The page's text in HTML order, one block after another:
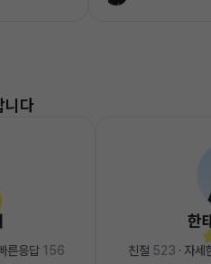
니다
른응답 156
한
친절 523 · 자